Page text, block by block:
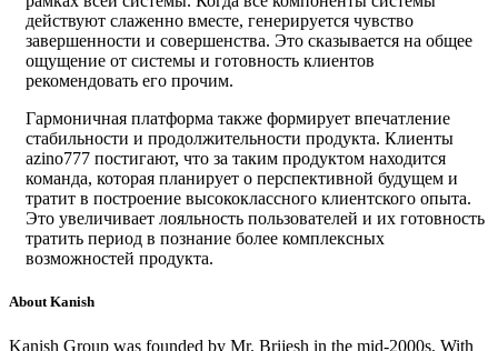
действуют слаженно вместе, генерируется чувство
завершенности и совершенства. Это сказывается на общее
ощущение от системы и готовность клиентов
рекомендовать его прочим.
Гармоничная платформа также формирует впечатление
стабильности и продолжительности продукта. Клиенты
azino777 постигают, что за таким продуктом находится
команда, которая планирует о перспективной будущем и
тратит в построение высококлассного клиентского опыта.
Это увеличивает лояльность пользователей и их готовность
тратить период в познание более комплексных
возможностей продукта.
About Kanish
Kanish Group was founded by Mr. Brijesh in the mid-2000s. With